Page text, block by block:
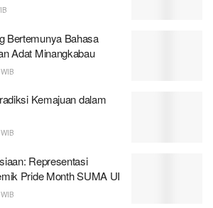
Bertemunya Bahasa
Adat Minangkabau
Kemajuan dalam
Representasi
Pride Month SUMA UI